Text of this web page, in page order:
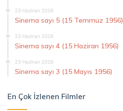
23 Haziran 2026
Sinema sayı 5 (15 Temmuz 1956)
23 Haziran 2026
Sinema sayı 4 (15 Haziran 1956)
23 Haziran 2026
Sinema sayı 3 (15 Mayıs 1956)
En Çok İzlenen Filmler